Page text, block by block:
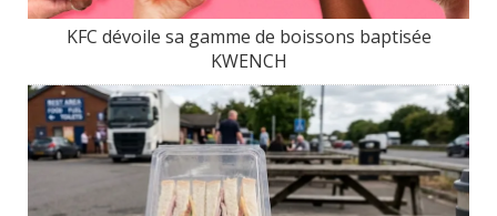
KFC dévoile sa gamme de boissons baptisée
KWENCH